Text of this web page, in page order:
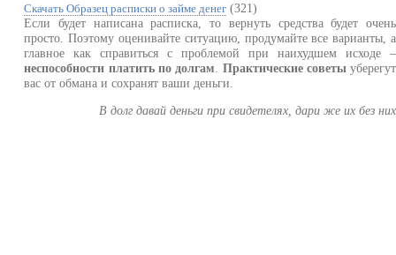
Скачать Образец расписки о займе денег (321)
Если будет написана расписка, то вернуть средства будет очень
просто. Поэтому оценивайте ситуацию, продумайте все варианты, а
главное как справиться с проблемой при наихудшем исходе –
неспособности платить по долгам
Практические советыуберегут
вас от обмана и сохранят ваши деньги.
В долг давай деньги при свидетелях, дари же их без них